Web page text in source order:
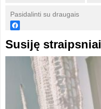
Pasidalinti su draugais
Susiję straipsniai